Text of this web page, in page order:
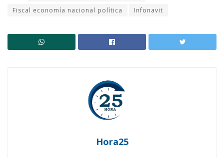
Fiscal economía nacional política
Infonavit
Hora25